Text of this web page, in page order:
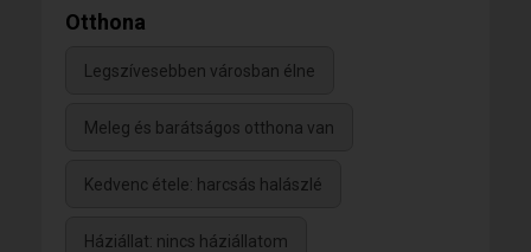
Otthona
Legszívesebben városban élne
Meleg és barátságos otthona van
Kedvenc étele: harcsás halászlé
Háziállat: nincs háziállatom